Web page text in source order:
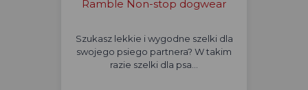
Ramble Non-stop dogwear
Szukasz lekkie i wygodne szelki dla
swojego psiego partnera? W takim
razie szelki dla psa…